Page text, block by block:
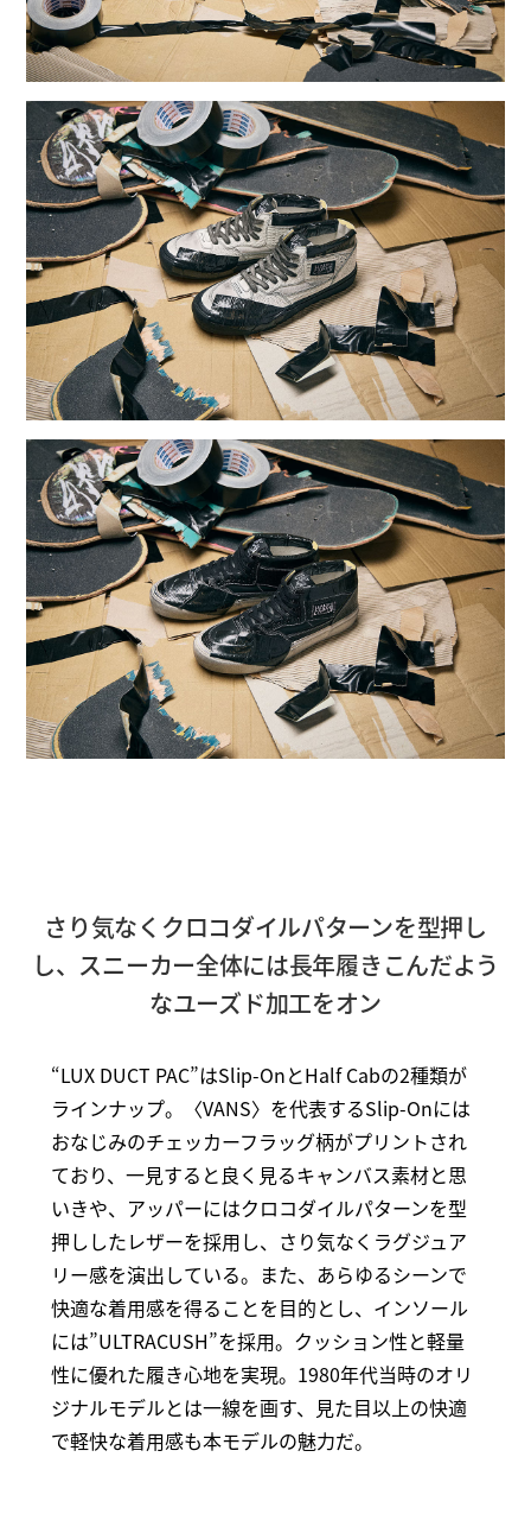
さり気なくクロコダイルパターンを型押し
し、スニーカー全体には長年履きこんだよう
なユーズド加工をオン
“LUX DUCT PAC”はSlip-OnとHalf Cabの2種類が
ラインナップ。〈VANS〉を代表するSlip-Onには
おなじみのチェッカーフラッグ柄がプリントされ
ており、一見すると良く見るキャンバス素材と思
いきや、アッパーにはクロコダイルパターンを型
押ししたレザーを採用し、さり気なくラグジュア
リー感を演出している。また、あらゆるシーンで
快適な着用感を得ることを目的とし、インソール
には”ULTRACUSH”を採用。クッション性と軽量
性に優れた履き心地を実現。1980年代当時のオリ
ジナルモデルとは一線を画す、見た目以上の快適
で軽快な着用感も本モデルの魅力だ。